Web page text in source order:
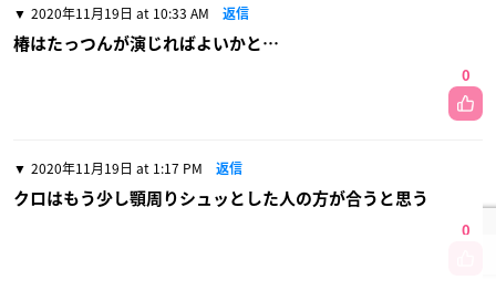
2020年11月19日 at 10:33 AM 返信
椿はたっつんが演じればよいかと…
0
2020年11月19日 at 1:17 PM 返信
クロはもう少し顎周りシュッとした人の方が合うと思う
0